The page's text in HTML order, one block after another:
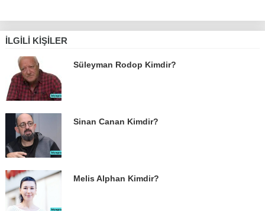
İLGILI KIŞILER
Süleyman Rodop Kimdir?
Sinan Canan Kimdir?
Melis Alphan Kimdir?